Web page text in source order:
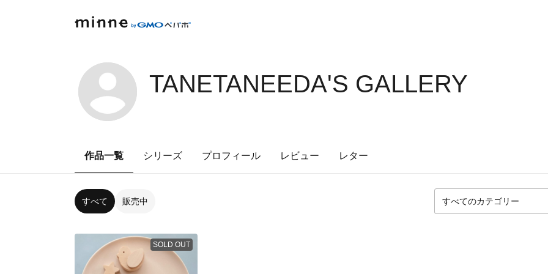
TANETANEEDA'S GALLERY
作品一覧 シリーズ プロフィール レビュー レター
すべて 販売中
SOLD OUT